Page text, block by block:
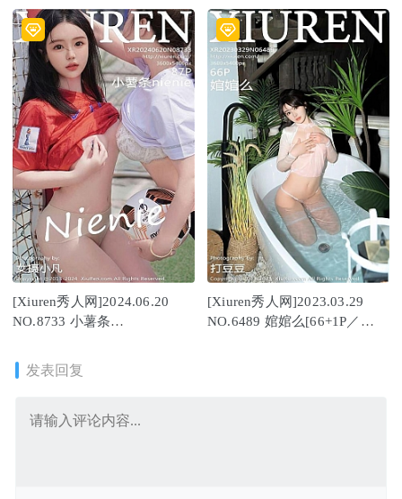
[Xiuren秀人网]2024.06.20
NO.8733 小薯条
[Xiuren秀人网]2023.03.29
NO.6489 婠婠么[66+1P／
发表回复